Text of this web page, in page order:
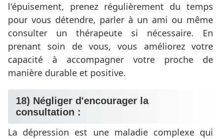
l'épuisement, prenez régulièrement du temps
pour vous détendre, parler à un ami ou même
consulter un thérapeute si nécessaire. En
prenant soin de vous, vous améliorez votre
capacité à accompagner votre proche de
manière durable et positive.
18) Négliger d'encourager la
consultation :
La dépression est une maladie complexe qui